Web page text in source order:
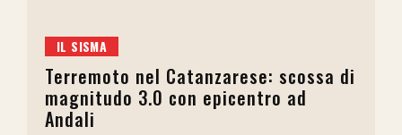
IL SISMA
Terremoto nel Catanzarese: scossa di
magnitudo 3.0 con epicentro ad
Andali